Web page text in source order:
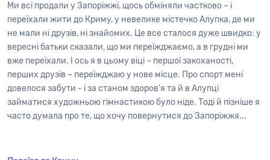
Ми всі продали у Запоріжжі, щось обміняли частково – і
переїхали жити до Криму, у невелике містечко Алупка, де ми
не мали ні друзів, ні знайомих. Це все сталося дуже швидко: у
вересні батьки сказали, що ми переїжджаємо, а в грудні ми
вже переїхали. І ось я в цьому віці – першої закоханості,
перших друзів – переїжджаю у нове місце. Про спорт мені
довелося забути - і за станом здоров'я та й в Алупці
займатися художньою гімнастикою було ніде. Тоді й пізніше я
часто думала про те, що хочу повернутися до Запоріжжя...